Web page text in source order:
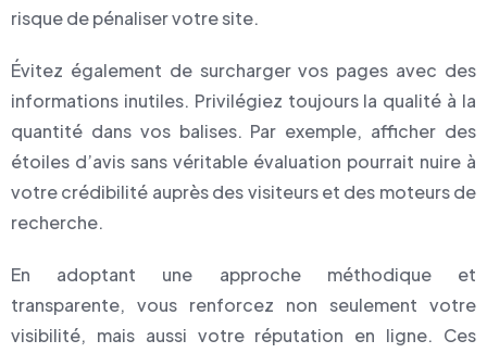
risque de pénaliser votre site.
Évitez également de surcharger vos pages avec des
informations inutiles. Privilégiez toujours la qualité à la
quantité dans vos balises. Par exemple, afficher des
étoiles d’avis sans véritable évaluation pourrait nuire à
votre crédibilité auprès des visiteurs et des moteurs de
recherche.
En adoptant une approche méthodique et
transparente, vous renforcez non seulement votre
visibilité, mais aussi votre réputation en ligne. Ces